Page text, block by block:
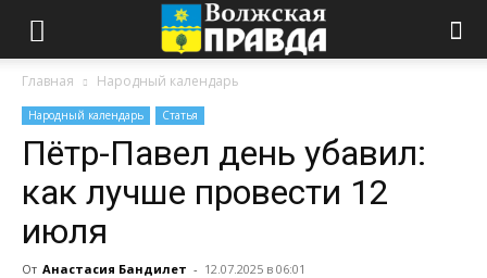
Главная Народный календарь
Народный календарь Статья
Пётр-Павел день убавил:
как лучше провести 12
июля
От Анастасия Бандилет - 12.07.2025 в 06:01